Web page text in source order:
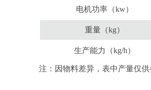
电机功率（kw）
重量（kg）
生产能力（kg/h）
注：因物料差异，表中产量仅